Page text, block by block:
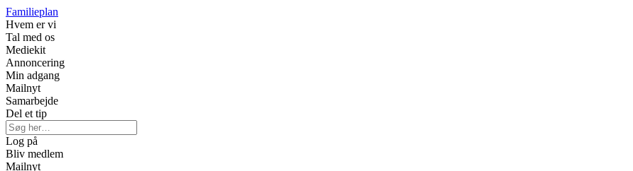
Familieplan
Hvem er vi
Tal med os
Mediekit
Annoncering
Min adgang
Mailnyt
Samarbejde
Del et tip
Log på
Bliv medlem
Mailnyt